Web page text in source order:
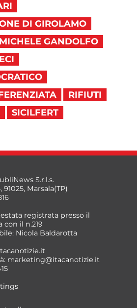
DI GIROLAMO
MICHELE GANDOLFO
RIFIUTI
SICILFERT
S.r.l.s.
Marsala(TP)
registrata presso il
il n.219
Nicola Baldarotta
marketing@itacanotizie.it